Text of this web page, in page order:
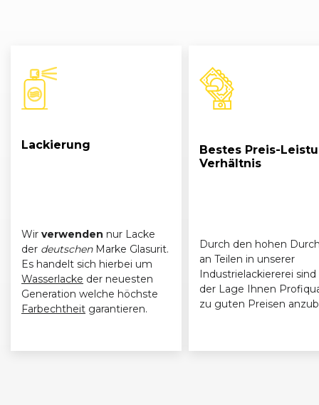
Lackierung
Wir verwenden nur Lacke
der deutschenMarke Glasurit.
Es handelt sich hierbei um
Wasserlacke der neuesten
Generation welche höchste
Farbechtheit garantieren.
Bestes Preis-
Verhältnis
Durch den hohen
an Teilen in unserer
Industrielackiererei sind
der Lage Ihnen
zu guten Preisen